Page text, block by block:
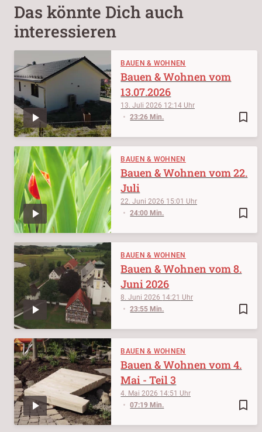
Das könnte Dich auch
interessieren
BAUEN & WOHNEN
bookmark_border
13. Juli 2026 12:14
23:26 Min.
Bauen & Wohnen vom
13.07.2026
BAUEN & WOHNEN
bookmark_border
22. Juni 2026 15:01
24:00 Min.
Bauen & Wohnen vom 22.
Juli
BAUEN & WOHNEN
bookmark_border
8. Juni 2026 14:21
23:55 Min.
Bauen & Wohnen vom 8.
Juni 2026
BAUEN & WOHNEN
bookmark_border
4. Mai 2026 14:51
07:19 Min.
Bauen & Wohnen vom 4.
Mai - Teil 3